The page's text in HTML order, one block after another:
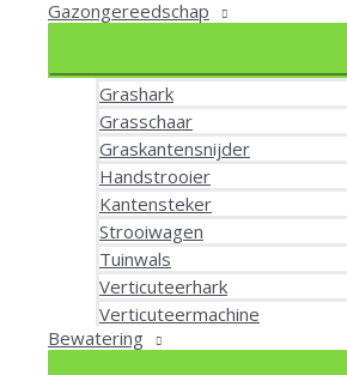
Gazongereedschap
Grashark
Grasschaar
Graskantensnijder
Handstrooier
Kantensteker
Strooiwagen
Tuinwals
Verticuteerhark
Verticuteermachine
Bewatering